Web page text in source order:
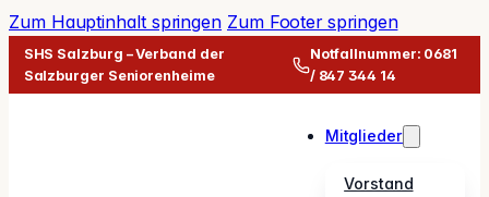
Zum Hauptinhalt springen Zum Footer springen
SHS Salzburg – Verband der
Salzburger Seniorenheime
Notfallnummer: 0681
/ 847 344 14
Mitglieder
Vorstand